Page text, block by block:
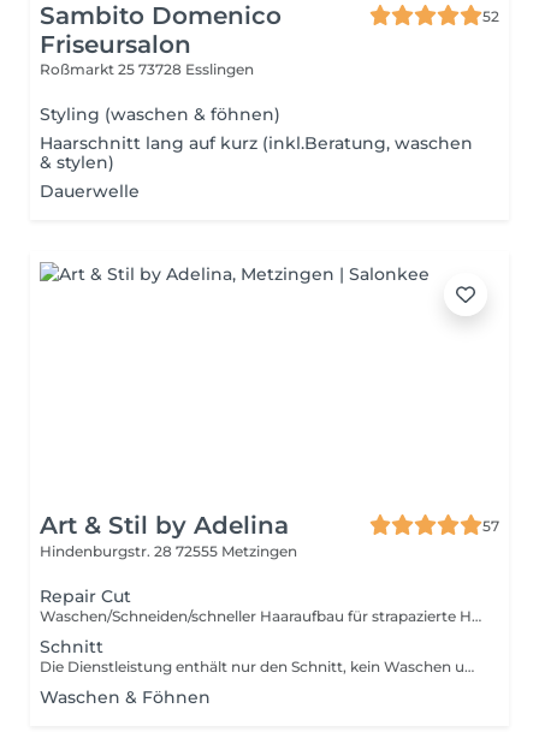
Sambito Domenico
Friseursalon
52
Roßmarkt 25 73728 Esslingen
Styling (waschen & föhnen)
Haarschnitt lang auf kurz (inkl.Beratung, waschen
& stylen)
Dauerwelle
Art & Stil by Adelina
57
Hindenburgstr. 28 72555 Metzingen
Repair Cut
Waschen/Schneiden/schneller Haaraufbau für strapazierte Haare/Keratinaufbau
Schnitt
Die Dienstleistung enthält nur den Schnitt, kein Waschen und Föhnen. Preise inkl. Mehrwertsteuer! Bei erhöhtem aufwand oder Matreialverbrauch können die Preise abweichen.
Waschen & Föhnen